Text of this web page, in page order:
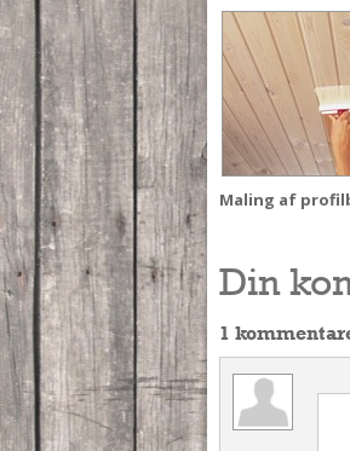
Maling af
Din
1